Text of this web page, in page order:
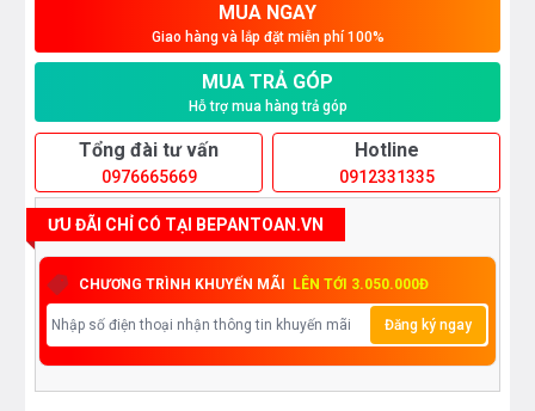
MUA NGAY
Giao hàng và lắp đặt miễn phí 100%
MUA TRẢ GÓP
Hỗ trợ mua hàng trả góp
Tổng đài tư vấn
0976665669
Hotline
0912331335
ƯU ĐÃI CHỈ CÓ TẠI BEPANTOAN.VN
CHƯƠNG TRÌNH KHUYẾN MÃI LÊN TỚI 3.050.000Đ
Đăng ký ngay